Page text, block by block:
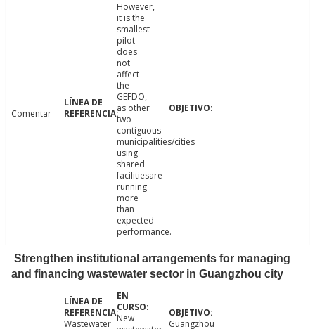
Comentar
However,
it is the
smallest
pilot
does
not
affect
the
GEFDO,
as other
two
contiguous
municipalities/cities
using
shared
facilitiesare
running
more
than
expected
performance.
Strengthen institutional arrangements for managing
and financing wastewater sector in Guangzhou city
Wastewater New
Guangzhou